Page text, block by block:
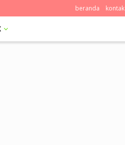
beranda kontak